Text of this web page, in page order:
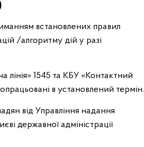
встановлених правил
/алгоритму дій у разі
лінія» 1545 та КБУ «Контактний
в установлений термін.
від Управління надання
державної адміністрації